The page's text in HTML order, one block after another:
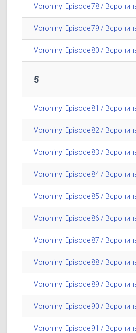
Voroninyi Episode 78 /
Voroninyi Episode 79 /
Voroninyi Episode 80 /
5
Voroninyi Episode 81 /
Voroninyi Episode 82 /
Voroninyi Episode 83 /
Voroninyi Episode 84 /
Voroninyi Episode 85 /
Voroninyi Episode 86 /
Voroninyi Episode 87 /
Voroninyi Episode 88 /
Voroninyi Episode 89 /
Voroninyi Episode 90 /
Voroninyi Episode 91 /